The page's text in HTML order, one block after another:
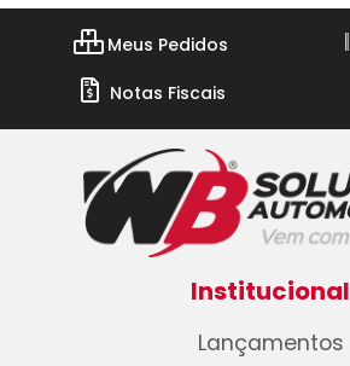
Meus Pedidos
Notas Fiscais
Institucional
Lançamentos